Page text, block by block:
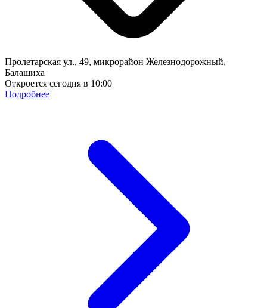
Пролетарская ул., 49, микрорайон Железнодорожный,
Балашиха
Откроется сегодня в 10:00
Подробнее